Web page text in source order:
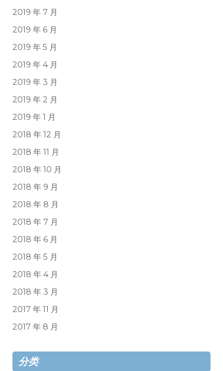
2019 年 7 月
2019 年 6 月
2019 年 5 月
2019 年 4 月
2019 年 3 月
2019 年 2 月
2019 年 1 月
2018 年 12 月
2018 年 11 月
2018 年 10 月
2018 年 9 月
2018 年 8 月
2018 年 7 月
2018 年 6 月
2018 年 5 月
2018 年 4 月
2018 年 3 月
2017 年 11 月
2017 年 8 月
分类